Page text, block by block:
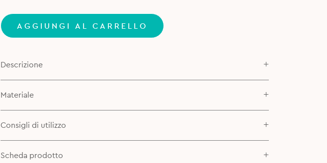
AGGIUNGI AL CARRELLO
Descrizione
Materiale
Consigli di utilizzo
Scheda prodotto